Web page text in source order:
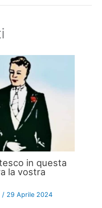
in questa
la vostra
/ 29 Aprile 2024